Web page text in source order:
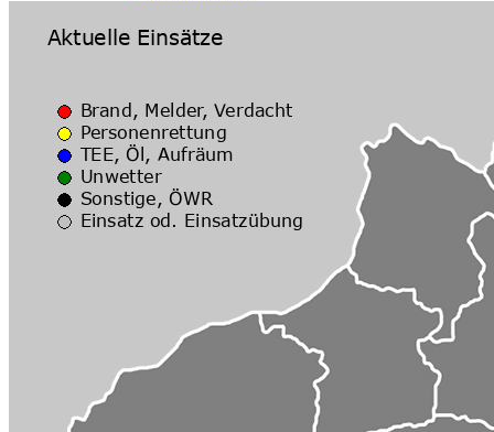
1157 1158 1159
Zurück zur Kategorieübersicht